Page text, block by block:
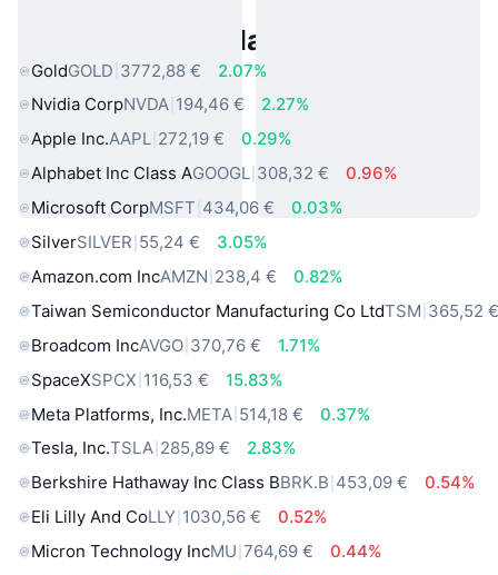
Asset reali popolari
GoldGOLD 3772,88 €
2.07%
Nvidia CorpNVDA 194,46 €
2.27%
Apple Inc.AAPL 272,19 €
0.29%
Alphabet Inc Class AGOOGL 308,32 €
0.96%
Microsoft CorpMSFT 434,06 €
0.03%
SilverSILVER 55,24 €
3.05%
Amazon.com IncAMZN 238,4 €
0.82%
Taiwan Semiconductor Manufacturing Co LtdTSM 365,52
Broadcom IncAVGO 370,76 €
1.71%
SpaceXSPCX 116,53 €
15.83%
Meta Platforms, Inc.META 514,18 €
0.37%
Tesla, Inc.TSLA 285,89 €
2.83%
Berkshire Hathaway Inc Class BBRK.B 453,09 €
0.54%
Eli Lilly And CoLLY 1030,56 €
0.52%
Micron Technology IncMU 764,69 €
0.44%